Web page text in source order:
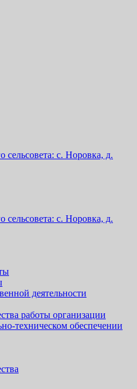
сельсовета: с. Норовка, д.
сельсовета: с. Норовка, д.
деятельности
работы организации
техническом обеспечении